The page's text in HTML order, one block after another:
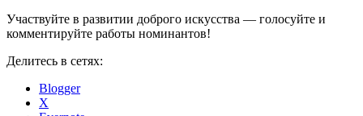
Участвуйте в развитии доброго искусства — голосуйте и
комментируйте работы номинантов!
Делитесь в сетях:
Blogger
X